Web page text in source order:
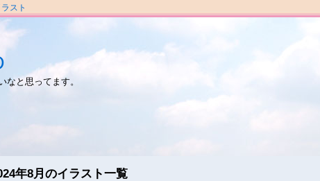
スト
なと思ってます。
年8月のイラスト一覧